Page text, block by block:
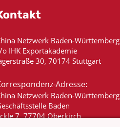
Netzwerk Baden-Württemberg
o IHK Exportakademie
30, 70174 Stuttgart
Adresse:
Netzwerk Baden-Württemberg
Baden
7, 77704 Oberkirch